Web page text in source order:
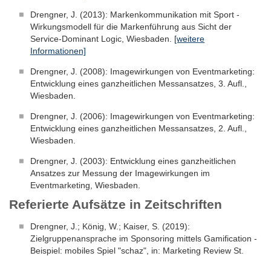
Drengner, J. (2013): Markenkommunikation mit Sport -
Wirkungsmodell für die Markenführung aus Sicht der
Service-Dominant Logic, Wiesbaden. [weitere
Informationen]
Drengner, J. (2008): Imagewirkungen von Eventmarketing:
Entwicklung eines ganzheitlichen Messansatzes, 3. Aufl.,
Wiesbaden.
Drengner, J. (2006): Imagewirkungen von Eventmarketing:
Entwicklung eines ganzheitlichen Messansatzes, 2. Aufl.,
Wiesbaden.
Drengner, J. (2003): Entwicklung eines ganzheitlichen
Ansatzes zur Messung der Imagewirkungen im
Eventmarketing, Wiesbaden.
Referierte Aufsätze in Zeitschriften
Drengner, J.; König, W.; Kaiser, S. (2019):
Zielgruppenansprache im Sponsoring mittels Gamification -
Beispiel: mobiles Spiel "schaz", in: Marketing Review St.